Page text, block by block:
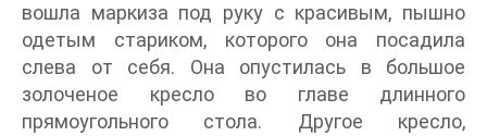
вошла маркиза под руку с красивым, пышно
одетым стариком, которого она посадила
слева от себя. Она опустилась в большое
золоченое кресло во главе длинного
прямоугольного стола. Другое кресло,